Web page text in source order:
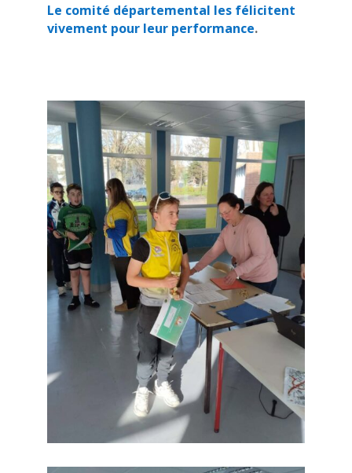
Le comité départemental les félicitent
vivement pour leur performance.